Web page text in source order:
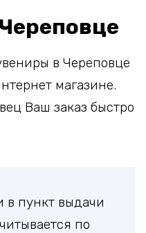
в Череповце
магазине.
Ваш заказ быстро
в пункт выдачи
по